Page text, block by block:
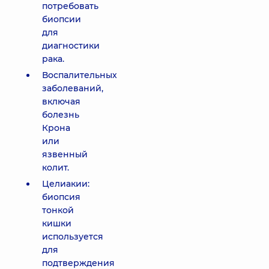
потребовать
биопсии
для
диагностики
рака.
Воспалительных
заболеваний,
включая
болезнь
Крона
или
язвенный
колит.
Целиакии:
биопсия
тонкой
кишки
используется
для
подтверждения